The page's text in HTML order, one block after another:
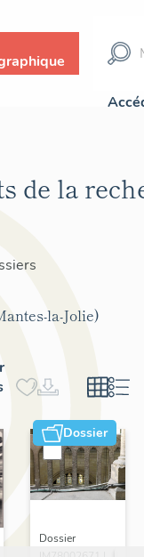
de la
la-Jolie)
Dossier
Dossier